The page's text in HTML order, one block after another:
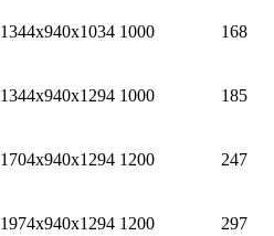
1344х940х1034 1000 168
1344х940х1294 1000 185
1704х940х1294 1200 247
1974х940х1294 1200 297